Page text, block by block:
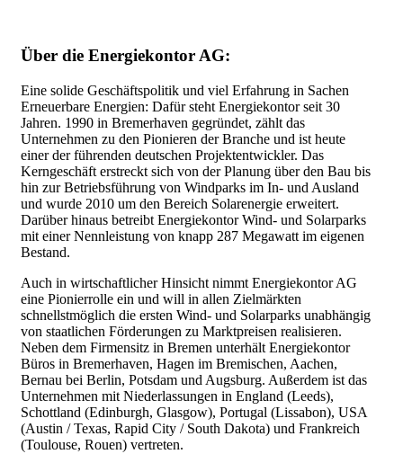
Über die Energiekontor AG:
Eine solide Geschäftspolitik und viel Erfahrung in Sachen
Erneuerbare Energien: Dafür steht Energiekontor seit 30
Jahren. 1990 in Bremerhaven gegründet, zählt das
Unternehmen zu den Pionieren der Branche und ist heute
einer der führenden deutschen Projektentwickler. Das
Kerngeschäft erstreckt sich von der Planung über den Bau bis
hin zur Betriebsführung von Windparks im In- und Ausland
und wurde 2010 um den Bereich Solarenergie erweitert.
Darüber hinaus betreibt Energiekontor Wind- und Solarparks
mit einer Nennleistung von knapp 287 Megawatt im eigenen
Bestand.
Auch in wirtschaftlicher Hinsicht nimmt Energiekontor AG
eine Pionierrolle ein und will in allen Zielmärkten
schnellstmöglich die ersten Wind- und Solarparks unabhängig
von staatlichen Förderungen zu Marktpreisen realisieren.
Neben dem Firmensitz in Bremen unterhält Energiekontor
Büros in Bremerhaven, Hagen im Bremischen, Aachen,
Bernau bei Berlin, Potsdam und Augsburg. Außerdem ist das
Unternehmen mit Niederlassungen in England (Leeds),
Schottland (Edinburgh, Glasgow), Portugal (Lissabon), USA
(Austin / Texas, Rapid City / South Dakota) und Frankreich
(Toulouse, Rouen) vertreten.